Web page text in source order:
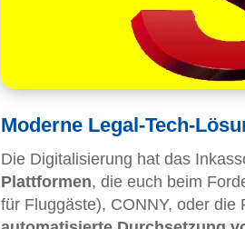
Moderne Legal-Tech-
Die Digitalisierung hat das
Plattformen, die euch beim
für Fluggäste), CONNY, oder